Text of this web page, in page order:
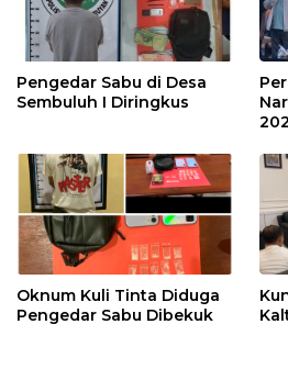
Pengedar Sabu di Desa
Sembuluh I Diringkus
Oknum Kuli Tinta Diduga
Pengedar Sabu Dibekuk